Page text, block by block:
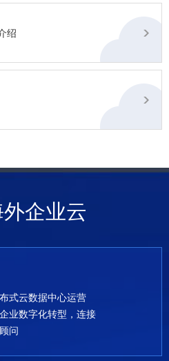
绍
企业云
式云数据中心运营
业数字化转型，连接
问